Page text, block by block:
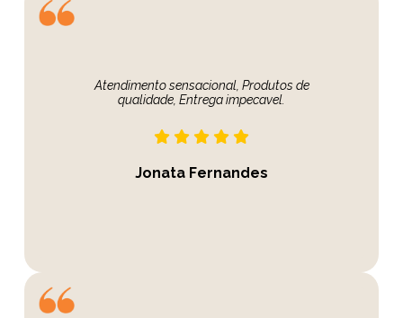
Atendimento sensacional, Produtos de
qualidade, Entrega impecavel.
Jonata Fernandes